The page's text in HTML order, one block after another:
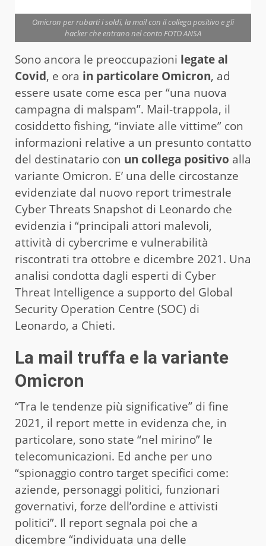
Omicron per rubarti i soldi, la mail con il collega positivo e gli
hacker che entrano nel conto FOTO ANSA
Sono ancora le preoccupazioni legate al
Covid, e ora in particolare Omicron, ad
essere usate come esca per “una nuova
campagna di malspam”. Mail-trappola, il
cosiddetto fishing, “inviate alle vittime” con
informazioni relative a un presunto contatto
del destinatario con un collega positivo alla
variante Omicron. E’ una delle circostanze
evidenziate dal nuovo report trimestrale
Cyber Threats Snapshot di Leonardo che
evidenzia i “principali attori malevoli,
attività di cybercrime e vulnerabilità
riscontrati tra ottobre e dicembre 2021. Una
analisi condotta dagli esperti di Cyber
Threat Intelligence a supporto del Global
Security Operation Centre (SOC) di
Leonardo, a Chieti.
La mail truffa e la variante
Omicron
“Tra le tendenze più significative” di fine
2021, il report mette in evidenza che, in
particolare, sono state “nel mirino” le
telecomunicazioni. Ed anche per uno
“spionaggio contro target specifici come:
aziende, personaggi politici, funzionari
governativi, forze dell’ordine e attivisti
politici”. Il report segnala poi che a
dicembre “individuata una delle